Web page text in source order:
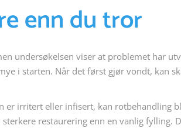
enn du tror
undersøkelsen viser at problemet har
i starten. Når det først gjør vondt, kan
er irritert eller infisert, kan rotbehandling
restaurering enn en vanlig fylling.